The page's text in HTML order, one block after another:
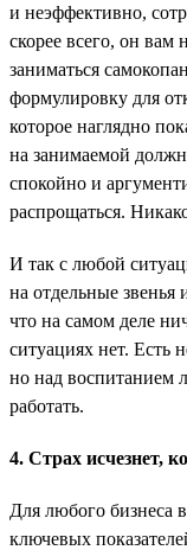
и неэффективно,
скорее всего, он вам
заниматься
формулировку для
которое наглядно
на занимаемой
спокойно и
распрощаться.
И так с любой
на отдельные звенья
что на самом деле
ситуациях нет. Есть
но над воспитанием
работать.
4. Страх исчезнет,
Для любого бизнеса
ключевых